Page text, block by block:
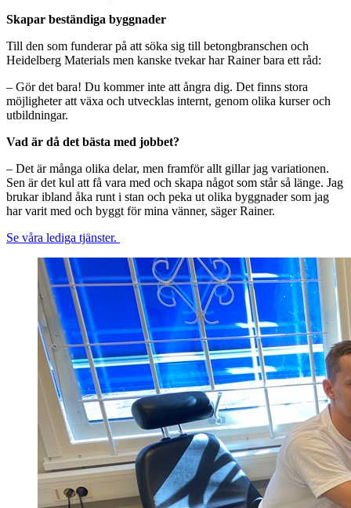
Skapar beständiga byggnader
Till den som funderar på att söka sig till betongbranschen och
Heidelberg Materials men kanske tvekar har Rainer bara ett råd:
– Gör det bara! Du kommer inte att ångra dig. Det finns stora
möjligheter att växa och utvecklas internt, genom olika kurser och
utbildningar.
Vad är då det bästa med jobbet?
– Det är många olika delar, men framför allt gillar jag variationen.
Sen är det kul att få vara med och skapa något som står så länge. Jag
brukar ibland åka runt i stan och peka ut olika byggnader som jag
har varit med och byggt för mina vänner, säger Rainer.
Se våra lediga tjänster.